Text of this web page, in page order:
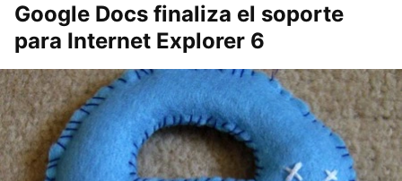
Google Docs finaliza el soporte
para Internet Explorer 6